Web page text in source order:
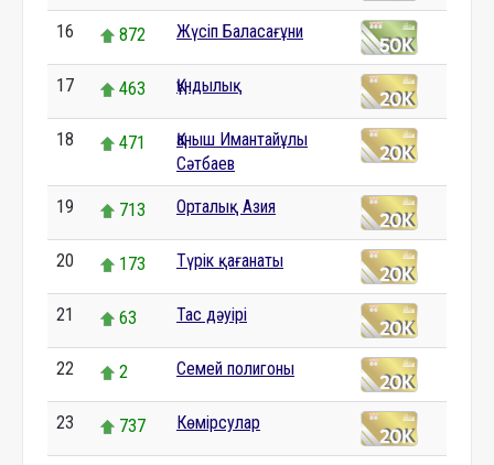
16 872 Жүсіп Баласағұни
17 463 Құндылық
18 471
Қаныш Имантайұлы
Сәтбаев
19 713 Орталық Азия
20 173 Түрік қағанаты
21 63 Тас дәуірі
22 2 Семей полигоны
23 737 Көмірсулар